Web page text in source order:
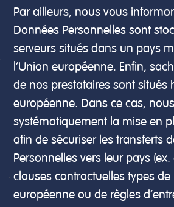
Par ailleurs, nous vous
Données Personnelles sont
serveurs situés dans un pays
l’Union européenne. Enfin,
de nos prestataires sont situés
européenne. Dans ce cas,
systématiquement la mise en
afin de sécuriser les transferts
Personnelles vers leur pays
clauses contractuelles types
européenne ou de règles